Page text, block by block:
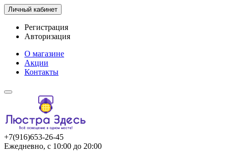
Личный кабинет
Регистрация
Авторизация
О магазине
Акции
Контакты
+7(916)653-26-45
Ежедневно, с 10:00 до 20:00